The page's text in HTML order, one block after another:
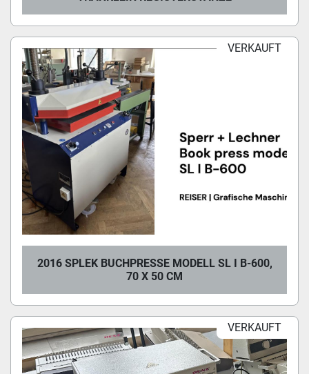
VERKAUFT
2016 SPLEK BUCHPRESSE MODELL SL I B-600,
70 X 50 CM
VERKAUFT